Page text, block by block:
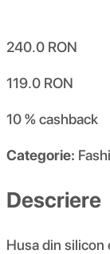
240.0 RON
119.0 RON
10 %cashback
Categorie:
Descriere
Husa din